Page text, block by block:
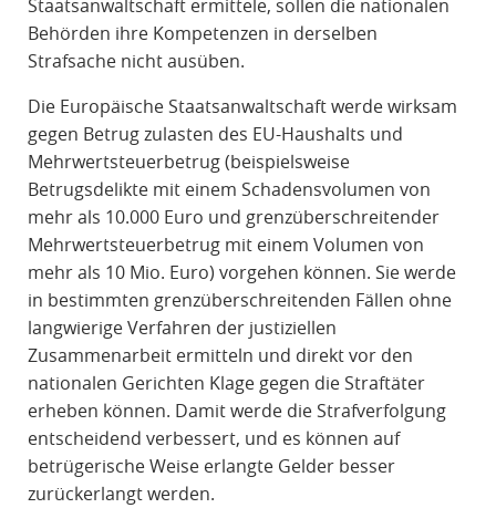
Staatsanwaltschaft ermittele, sollen die nationalen
Behörden ihre Kompetenzen in derselben
Strafsache nicht ausüben.
Die Europäische Staatsanwaltschaft werde wirksam
gegen Betrug zulasten des EU-Haushalts und
Mehrwertsteuerbetrug (beispielsweise
Betrugsdelikte mit einem Schadensvolumen von
mehr als 10.000 Euro und grenzüberschreitender
Mehrwertsteuerbetrug mit einem Volumen von
mehr als 10 Mio. Euro) vorgehen können. Sie werde
in bestimmten grenzüberschreitenden Fällen ohne
langwierige Verfahren der justiziellen
Zusammenarbeit ermitteln und direkt vor den
nationalen Gerichten Klage gegen die Straftäter
erheben können. Damit werde die Strafverfolgung
entscheidend verbessert, und es können auf
betrügerische Weise erlangte Gelder besser
zurückerlangt werden.